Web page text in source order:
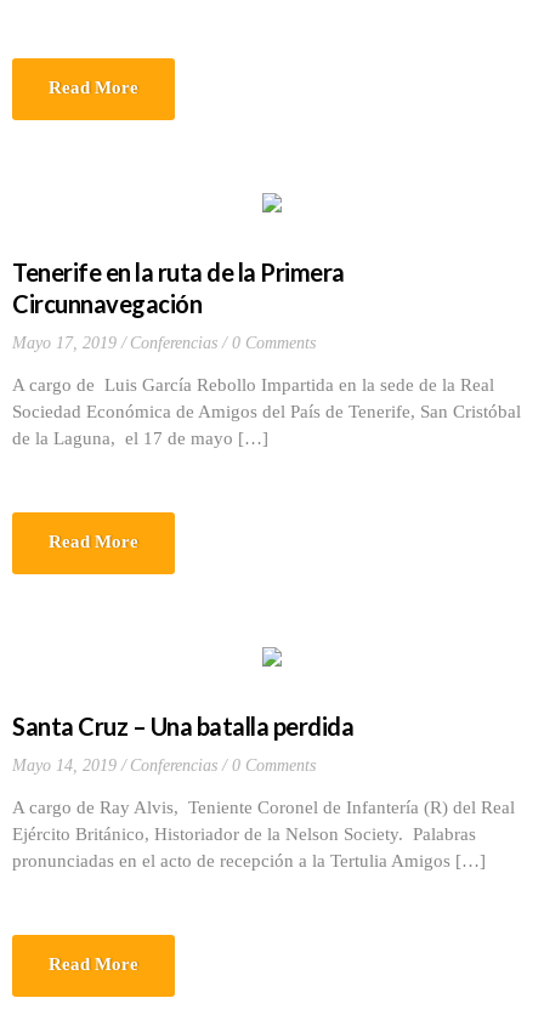
Read More
Tenerife en la ruta de la Primera
Circunnavegación
Mayo 17, 2019 Conferencias 0 Comments
A cargo de Luis García Rebollo Impartida en la sede de la Real
Sociedad Económica de Amigos del País de Tenerife, San Cristóbal
de la Laguna, el 17 de mayo […]
Read More
Santa Cruz – Una batalla perdida
Mayo 14, 2019 Conferencias 0 Comments
A cargo de Ray Alvis, Teniente Coronel de Infantería (R) del Real
Ejército Británico, Historiador de la Nelson Society. Palabras
pronunciadas en el acto de recepción a la Tertulia Amigos […]
Read More